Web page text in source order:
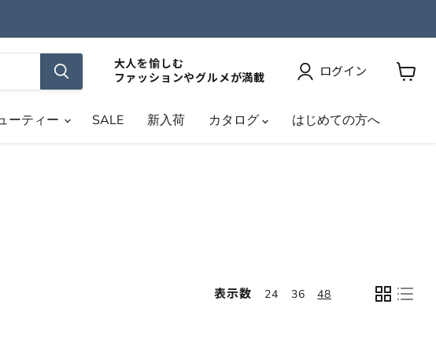
大人を愉しむ
ファッションやグルメが満載
ログイン
ーティー SALE 新入荷 カタログ はじめての方へ
表示数 24 36 48